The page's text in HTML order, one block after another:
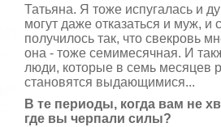
Татьяна. Я тоже испугалась и
могут даже отказаться и муж, и
получилось так, что свекровь
она - тоже семимесячная. И
люди, которые в семь месяцев
становятся выдающимися...
В те периоды, когда вам не
где вы черпали силы?